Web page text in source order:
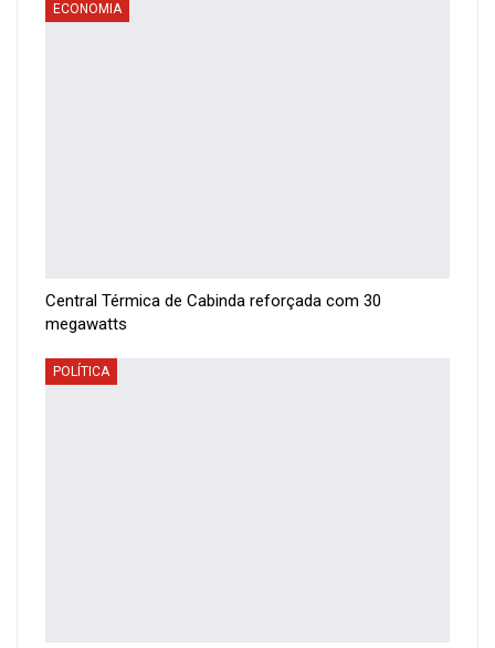
ECONOMIA
Central Térmica de Cabinda reforçada com 30
megawatts
POLÍTICA